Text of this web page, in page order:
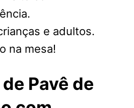
e adultos.
na mesa!
Pavê de